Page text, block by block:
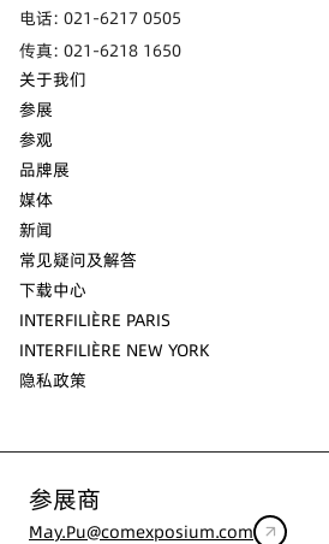
参展商
May.Pu@comexposium.com
电话: 021-6217 0505
传真: 021-6218 1650
关于我们
参展
参观
品牌展
媒体
新闻
常见疑问及解答
下载中心
INTERFILIÈRE PARIS
INTERFILIÈRE NEW YORK
隐私政策